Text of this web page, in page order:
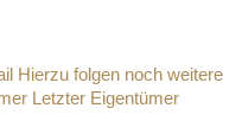
Hierzu folgen noch weitere
Letzter Eigentümer